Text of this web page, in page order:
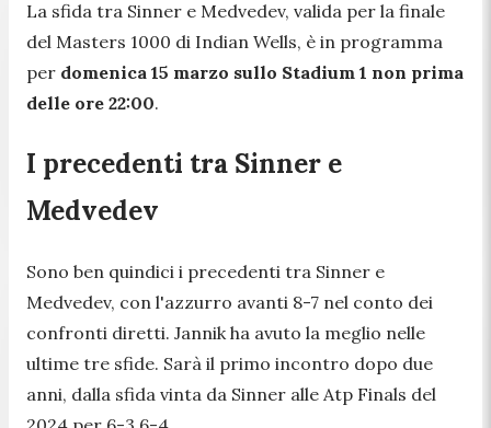
La sfida tra Sinner e Medvedev, valida per la finale
del Masters 1000 di Indian Wells, è in programma
per domenica 15 marzo sullo Stadium 1 non prima
delle ore 22:00.
I precedenti tra Sinner e
Medvedev
Sono ben quindici i precedenti tra Sinner e
Medvedev, con l'azzurro avanti 8-7 nel conto dei
confronti diretti. Jannik ha avuto la meglio nelle
ultime tre sfide. Sarà il primo incontro dopo due
anni, dalla sfida vinta da Sinner alle Atp Finals del